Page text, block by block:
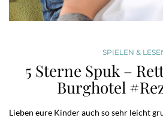
SPIELEN &
5 Sterne Spuk –
Burghotel
Lieben eure Kinder auch so sehr leicht